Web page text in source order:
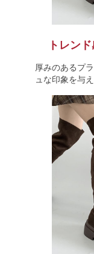
トレン
厚みのあるプ
ュな印象を与